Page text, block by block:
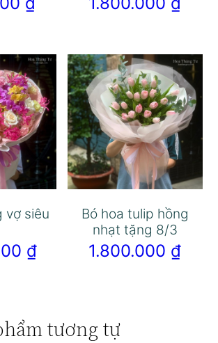
vợ siêu
₫
Bó hoa tulip hồng
nhạt tặng 8/3
1.800.000 ₫
tương tự